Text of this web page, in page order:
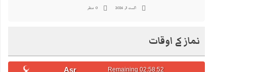
اگست 3, 2026 0 منظر
نماز کے اوقات